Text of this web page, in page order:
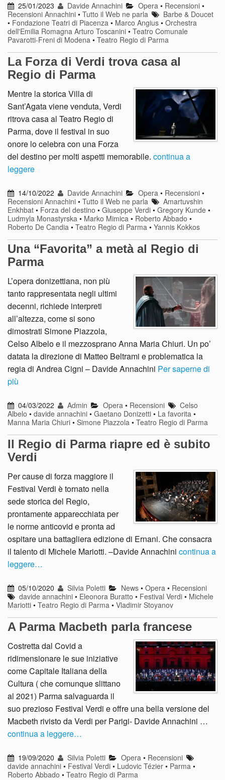
25/01/2023 Davide Annachini Opera• Recensioni•
Recensioni Annachini • Tutto il Web ne parla
Barbe & Doucet
• Fondazione Teatri di Piacenza • Marco Angius • Orchestra
dell'Emilia Romagna Arturo Toscanini • Teatro Comunale
Pavarotti-Freni di Modena • Teatro Regio di Parma
La Forza di Verdi trova casa al
Regio di Parma
Mentre la storica Villa di
Sant’Agata viene venduta, Verdi
ritrova casa al Teatro Regio di
Parma, dove il festival in suo
onore lo celebra con una Forza
del destino per molti aspetti memorabile. continua a
leggere
14/10/2022 Davide Annachini Opera• Recensioni•
Recensioni Annachini • Tutto il Web ne parla
Amartuvshin
Enkhbat • Forza del destino • Giuseppe Verdi • Gregory Kunde •
Ludmyla Monastyrska • Marko Mimica • Roberto Abbado •
Roberto De Candia • Teatro Regio di Parma • Yannis Kokkos
Una “Favorita” a metà al Regio di
Parma
L’opera donizettiana, non più
tanto rappresentata negli ultimi
decenni, richiede interpreti
all’altezza, come si sono
dimostrati Simone Piazzola,
Celso Albelo e il mezzosprano Anna Maria Chiuri. Un po’
datata la direzione di Matteo Beltrami e problematica la
regia di Andrea Cigni – Davide Annachini Per saperne di
più
04/03/2022 Admin Opera• Recensioni
Celso
Albelo • davide annachini • Gaetano Donizetti • La favorita •
Manna Maria Chiuri • Simone Piazzola • Teatro Regio di Parma
Il Regio di Parma riapre ed è subito
Verdi
Per cause di forza maggiore il
Festival Verdi è tornato nella
sede storica del Regio,
prontamente apparecchiata per
le norme anticovid e pronta ad
ospitare una battagliera edizione di Ernani. Che consacra
il talento di Michele Mariotti. –Davide Annachini continua a
leggere…
05/10/2020 Silvia Poletti News• Opera • Recensioni
davide annachini • Eleonora Buratto • Festival Verdi • Michele
Mariotti • Teatro Regio di Parma • Vladimir Stoyanov
A Parma Macbeth parla francese
Costretta dal Covid a
ridimensionare le sue iniziative
come Capitale Italiana della
Cultura ( che comunque slittano
al 2021) Parma salvaguarda il
suo prezioso Festival Verdi e offre una bella versione del
Macbeth rivisto da Verdi per Parigi- Davide Annachini …
continua a leggere…
19/09/2020 Silvia Poletti Opera • Recensioni
davide annachini • Festival Verdi • Ludovic Tézier • Parma •
Roberto Abbado • Teatro Regio di Parma